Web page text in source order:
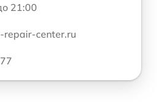
21:00
repair-center.ru